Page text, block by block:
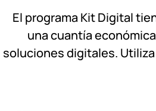
El programa Kit Digital
una cuantía
soluciones digitales.